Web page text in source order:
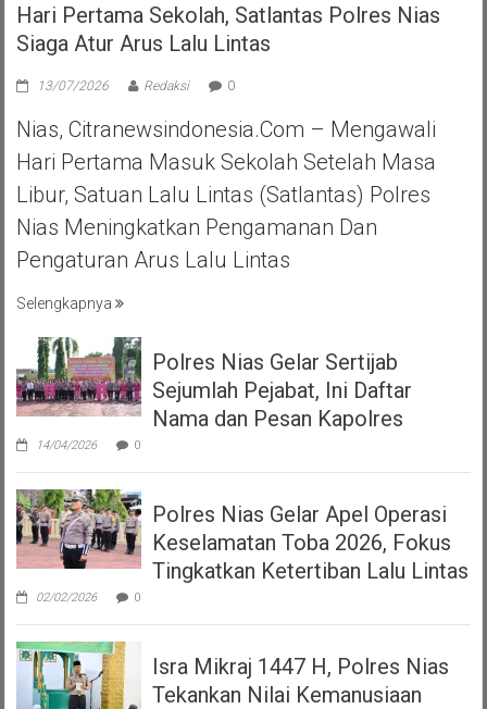
Hari Pertama Sekolah, Satlantas Polres Nias
Siaga Atur Arus Lalu Lintas
13/07/2026 Redaksi 0
Nias, Citranewsindonesia.com – Mengawali
Hari Pertama Masuk Sekolah Setelah Masa
Libur, Satuan Lalu Lintas (Satlantas) Polres
Nias Meningkatkan Pengamanan Dan
Pengaturan Arus Lalu Lintas
Selengkapnya
Polres Nias Gelar Sertijab
Sejumlah Pejabat, Ini Daftar
Nama dan Pesan Kapolres
14/04/2026 0
Polres Nias Gelar Apel Operasi
Keselamatan Toba 2026, Fokus
Tingkatkan Ketertiban Lalu Lintas
02/02/2026 0
Isra Mikraj 1447 H, Polres Nias
Tekankan Nilai Kemanusiaan